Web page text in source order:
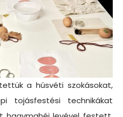
a húsvéti szokásokat,
tojásfestési technikákat